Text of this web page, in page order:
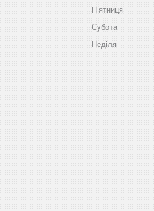
Пʼятниця
Субота
Неділя